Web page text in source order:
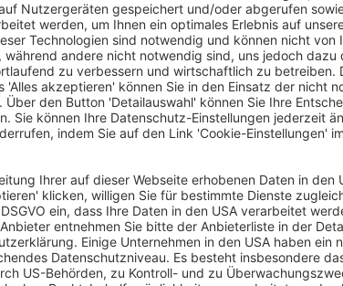
► Verpackungsindustrie
► Immobilien
► Juristen und Rechtsberatung